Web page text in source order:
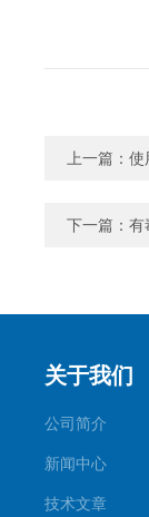
上一篇： 使
下一篇： 有
关于我们
公司简介
新闻中心
技术文章